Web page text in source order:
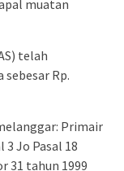
muatan
telah
Rp.
Primair
3 Jo Pasal 18
31 tahun 1999